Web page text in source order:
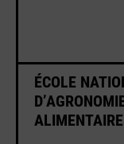
Dès leur
par
et de leurs
directe avec
d’ingénieur.
ÉCOLE